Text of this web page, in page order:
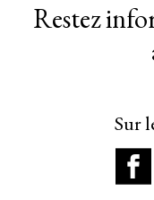
Restez
Sur